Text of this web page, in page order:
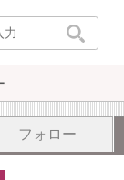
フォロー